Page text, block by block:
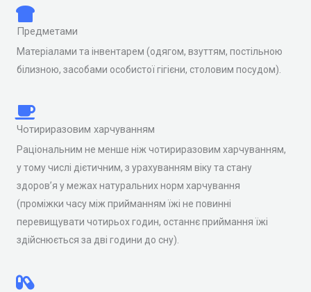
Предметами
Матеріалами та інвентарем (одягом, взуттям, постільною
білизною, засобами особистої гігієни, столовим посудом).
Чотириразовим харчуванням
Раціональним не менше ніж чотириразовим харчуванням,
у тому числі дієтичним, з урахуванням віку та стану
здоров’я у межах натуральних норм харчування
(проміжки часу між прийманням їжі не повинні
перевищувати чотирьох годин, останнє приймання їжі
здійснюється за дві години до сну).